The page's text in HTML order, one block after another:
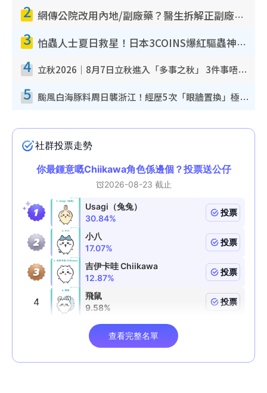
2 網傳公院改用內地/副廠藥？醫生拆解正副廠分別 揭4類人換藥隨時出事
3 怕蟲人士夏日救星！日本3COINS爆紅驅蟲神器$45起 1招「全程免觸碰」輕鬆搞定小強
4 立秋2026｜8月7日立秋進入「多事之秋」 3件事唔做得！專家教6招開運 清枱頭／銀包納氣接好運
5 颱風白海豚料周日襲浙江！經歷5次「眼牆置換」極罕見 成登陸內地最長途颱風